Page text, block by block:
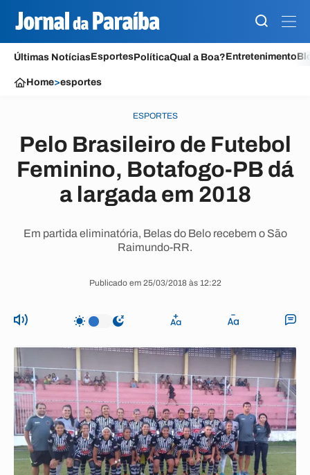
Últimas NotíciasEsportesPolíticaQual a Boa?Entretenimento
Home>esportes
ESPORTES
Pelo Brasileiro de Futebol
Feminino, Botafogo-PB dá
a largada em 2018
Em partida eliminatória, Belas do Belo recebem o São
Raimundo-RR.
Publicado em 25/03/2018 às 12:22